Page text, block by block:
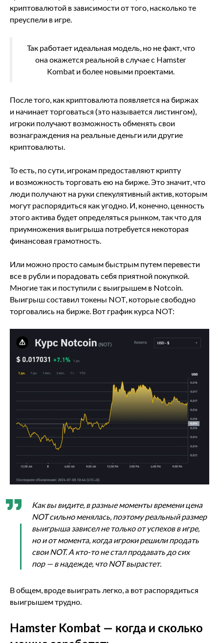
криптовалютой в зависимости от того, насколько те
преуспели в игре.
Так работает идеальная модель, но не факт, что
она окажется реальной в случае с Hamster
Kombat и более новыми проектами.
После того, как криптовалюта появляется на биржах
и начинает торговаться (это называется листингом),
игроки получают возможность обменять свои
вознаграждения на реальные деньги или другие
криптовалюты.
То есть, по сути, игрокам предоставляют крипту
и возможность торговать ею на бирже. Это значит, что
люди получают на руки спекулятивный актив, которым
могут распорядиться как угодно. И, конечно, ценность
этого актива будет определяться рынком, так что для
приумножения выигрыша потребуется некоторая
финансовая грамотность.
Или можно просто самым быстрым путем перевести
все в рубли и порадовать себя приятной покупкой.
Многие так и поступили с выигрышем в Notcoin.
Выигрыш составил токены NOT, которые свободно
торговались на бирже. Вот график курса NOT:
Как вы видите, в разные моменты времени цена
NOT сильно менялась, поэтому реальный размер
выигрыша зависел не только от успехов в игре,
но и от момента, когда игроки решили продать
свои NOT. А кто-то не стал продавать до сих
пор — в надежде, что NOT вырастет.
В общем, вроде выиграть легко, а вот распорядиться
выигрышем трудно.
Hamster Kombat — когда и сколько